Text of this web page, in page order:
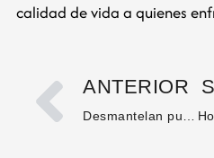
calidad de vida a quienes
ANTERIOR